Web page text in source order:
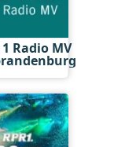
1 Radio MV